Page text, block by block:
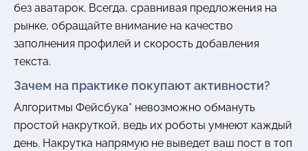
без аватарок. Всегда, сравнивая предложения на
рынке, обращайте внимание на качество
заполнения профилей и скорость добавления
текста.
Зачем на практике покупают активности?
Алгоритмы Фейсбука* невозможно обмануть
простой накруткой, ведь их роботы умнеют каждый
день. Накрутка напрямую не выведет ваш пост в топ